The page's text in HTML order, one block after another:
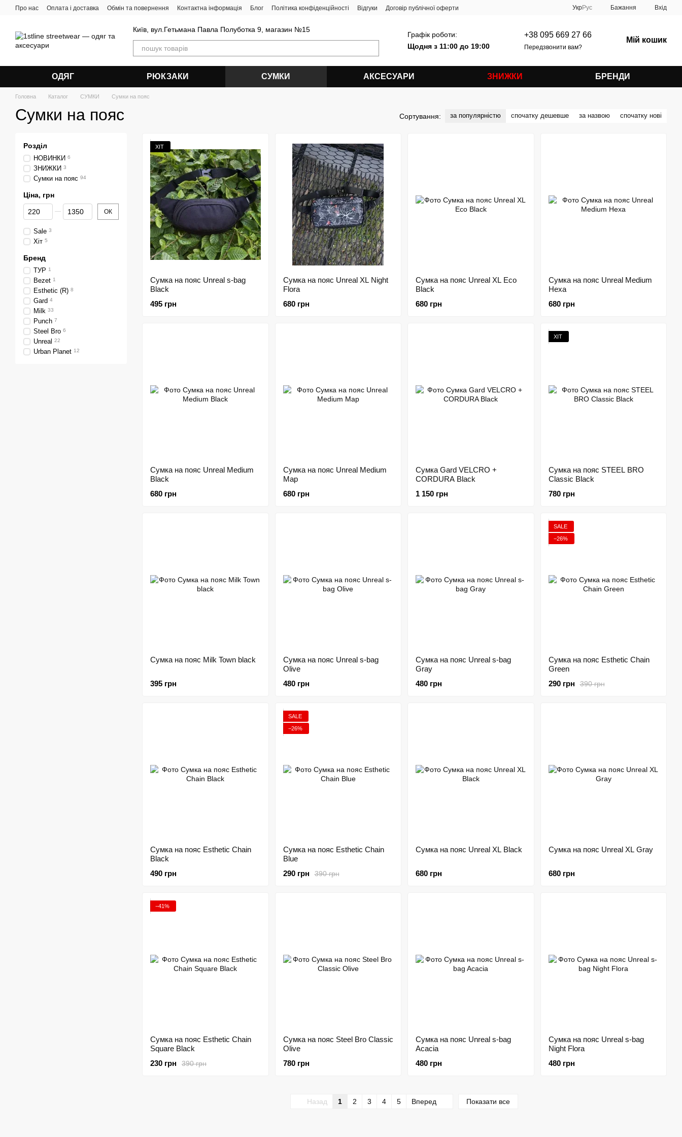
Перейти до основного контенту
Про нас Оплата і доставка Обмін та повернення Контактна інформація Блог Політика конфіденційності Відгуки Договір публічної оферти УкрРус Бажання Вхід
Київ, вул.Гетьмана Павла Полуботка 9, магазин №15
Графік роботи:
Щодня з 11:00 до 19:00
+38 095 669 27 66
Передзвонити вам?
Мій кошик
ОДЯГ РЮКЗАКИ СУМКИ АКСЕСУАРИ ЗНИЖКИ БРЕНДИ
Головна Каталог СУМКИ Сумки на пояс
Сумки на пояс Сортування: за популярністю спочатку дешевше за назвою спочатку нові
ХІТ
Сумка на пояс Unreal s-bag
Black
495 грн
Сумка на пояс Unreal XL Night
Flora
680 грн
Сумка на пояс Unreal XL Eco
Black
680 грн
Сумка на пояс Unreal Medium
Hexa
680 грн
Сумка на пояс Unreal Medium
Black
680 грн
Сумка на пояс Unreal Medium
Map
680 грн
Сумка Gard VELCRO +
CORDURA Black
1 150 грн
ХІТ
Сумка на пояс STEЕL BRO
Classic Black
780 грн
Сумка на пояс Milk Town black
395 грн
Сумка на пояс Unreal s-bag
Olive
480 грн
Сумка на пояс Unreal s-bag
Gray
480 грн
SALE
−26%
Сумка на пояс Esthetic Chain
Green
390 грн
290 грн
Сумка на пояс Esthetic Chain
Black
490 грн
SALE
−26%
Сумка на пояс Esthetic Chain
Blue
390 грн
290 грн
Сумка на пояс Unreal XL Black
680 грн
Сумка на пояс Unreal XL Gray
680 грн
−41%
Сумка на пояс Esthetic Chain
Square Black
390 грн
230 грн
Сумка на пояс Steel Bro Classic
Olive
780 грн
Сумка на пояс Unreal s-bag
Acacia
480 грн
Сумка на пояс Unreal s-bag
Night Flora
480 грн
Назад 1 2 3 4 5 Вперед Показати все
Розділ
НОВИНКИ 6
ЗНИЖКИ 3
Сумки на пояс 94
Ціна, грн
Від Ціна, грн
До Ціна, грн ОК
Sale 3
Хіт 5
Бренд
ТУР 1
Bezet 1
Esthetic (R) 8
Gard 4
Milk 33
Punch 7
Steel Bro 6
Unreal 22
Urban Planet 12